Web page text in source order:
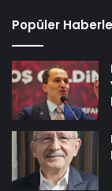
Popüler